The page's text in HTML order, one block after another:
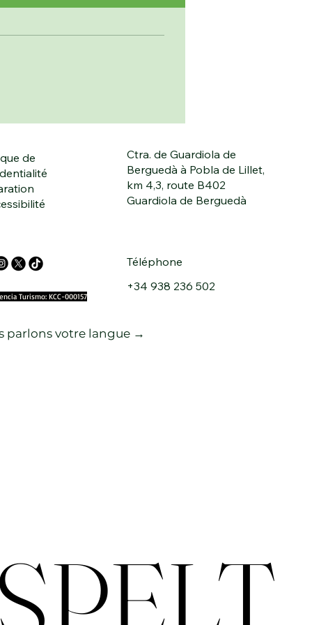
de
Ctra. de Guardiola de
Berguedà à Pobla de Lillet,
km 4,3, route B402
Guardiola de Berguedà
Téléphone
Turismo: KCC-000157
+34 938 236 502
parlons votre langue →